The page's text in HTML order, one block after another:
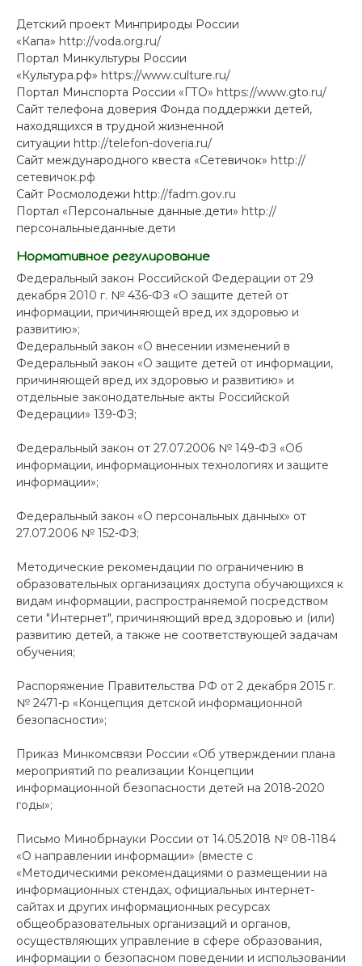
Детский проект Минприроды России
«Капа» http://voda.org.ru/
Портал Минкультуры России
«Культура.рф» https://www.culture.ru/
Портал Минспорта России «ГТО» https://www.gto.ru/
Сайт телефона доверия Фонда поддержки детей,
находящихся в трудной жизненной
ситуации http://telefon-doveria.ru/
Сайт международного квеста «Сетевичок» http://
сетевичок.рф
Сайт Росмолодежи http://fadm.gov.ru
Портал «Персональные данные.дети» http://
персональныеданные.дети
Нормативное регулирование
Федеральный закон Российской Федерации от 29
декабря 2010 г. № 436-ФЗ «О защите детей от
информации, причиняющей вред их здоровью и
развитию»;
Федеральный закон «О внесении изменений в
Федеральный закон «О защите детей от информации,
причиняющей вред их здоровью и развитию» и
отдельные законодательные акты Российской
Федерации» 139-ФЗ;
Федеральный закон от 27.07.2006 № 149-ФЗ «Об
информации, информационных технологиях и защите
информации»;
Федеральный закон «О персональных данных» от
27.07.2006 № 152-ФЗ;
Методические рекомендации по ограничению в
образовательных организациях доступа обучающихся к
видам информации, распространяемой посредством
сети "Интернет", причиняющий вред здоровью и (или)
развитию детей, а также не соответствующей задачам
обучения;
Распоряжение Правительства РФ от 2 декабря 2015 г.
№ 2471-р «Концепция детской информационной
безопасности»;
Приказ Минкомсвязи России «Об утверждении плана
мероприятий по реализации Концепции
информационной безопасности детей на 2018-2020
годы»;
Письмо Минобрнауки России от 14.05.2018 № 08-1184
«О направлении информации» (вместе с
«Методическими рекомендациями о размещении на
информационных стендах, официальных интернет-
сайтах и других информационных ресурсах
общеобразовательных организаций и органов,
осуществляющих управление в сфере образования,
информации о безопасном поведении и использовании